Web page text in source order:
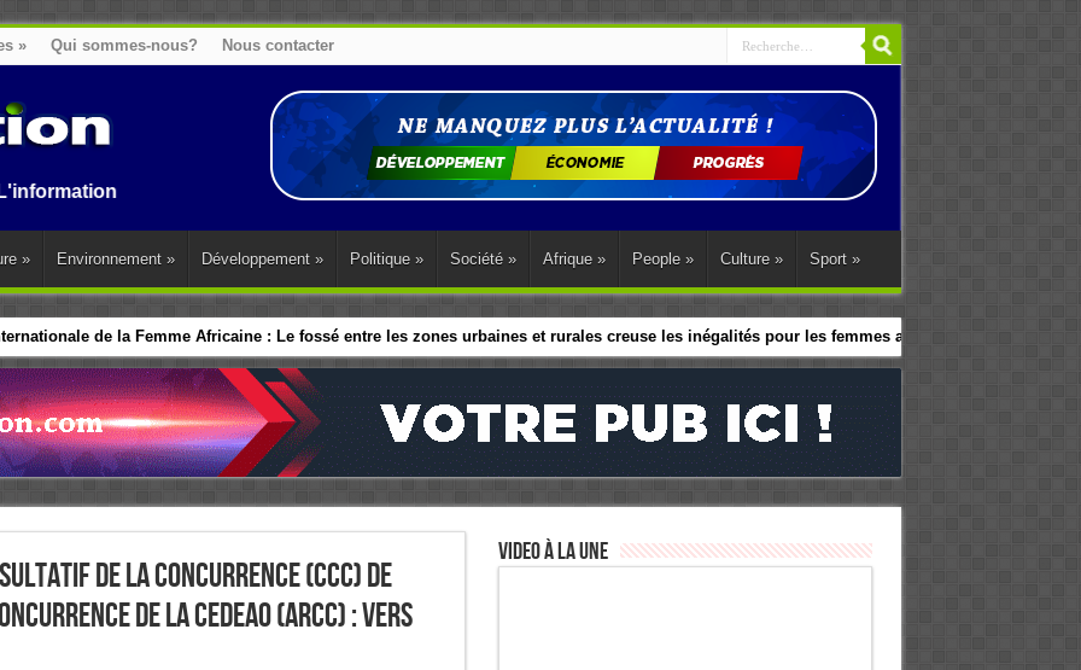
» Qui sommes-nous? Nous contacter
au Benin, en Afrique et dans le monde.
» Environnement » Développement » Politique » Société » Afrique » People » Culture » Sport »
de la Femme Africaine : Le fossé entre les zones urbaines et rurales creuse les inégalités pour les femmes africaines
de la Concurrence (CCC) de
de la CEDEAO (ARCC) : vers
Video à la Une